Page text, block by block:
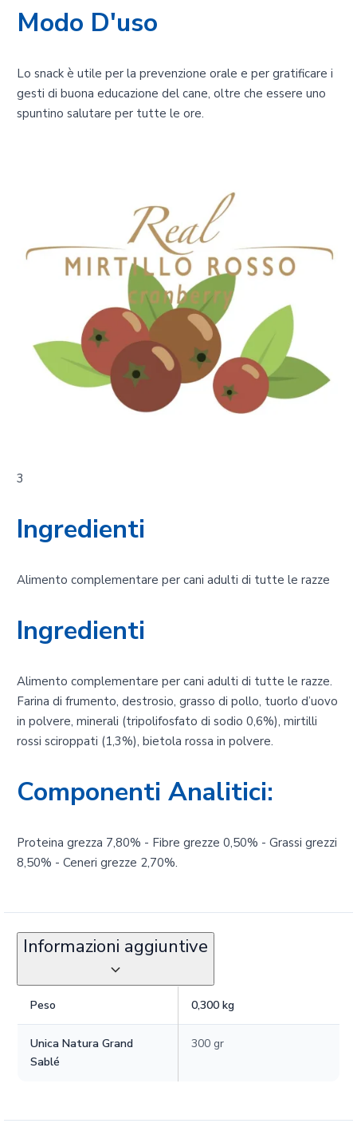
Modo D'uso
Lo snack è utile per la prevenzione orale e per gratificare i
gesti di buona educazione del cane, oltre che essere uno
spuntino salutare per tutte le ore.
3
Ingredienti
Alimento complementare per cani adulti di tutte le razze
Ingredienti
Alimento complementare per cani adulti di tutte le razze.
Farina di frumento, destrosio, grasso di pollo, tuorlo d’uovo
in polvere, minerali (tripolifosfato di sodio 0,6%), mirtilli
rossi sciroppati (1,3%), bietola rossa in polvere.
Componenti Analitici:
Proteina grezza 7,80% - Fibre grezze 0,50% - Grassi grezzi
8,50% - Ceneri grezze 2,70%.
Informazioni aggiuntive
Peso 0,300 kg
Unica Natura Grand
Sablé
300 gr